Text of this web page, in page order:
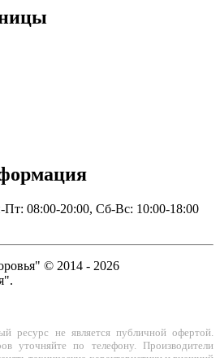
08:00-20:00, Сб-Вс: 10:00-18:00
© 2014 - 2026
ресурс не является публичной офертой.
уточняйте по телефону. Производители